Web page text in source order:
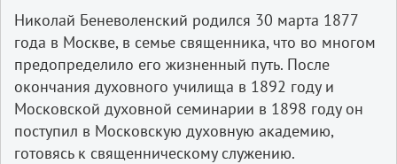
Николай Беневоленский родился 30 марта 1877
года в Москве, в семье священника, что во многом
предопределило его жизненный путь. После
окончания духовного училища в 1892 году и
Московской духовной семинарии в 1898 году он
поступил в Московскую духовную академию,
готовясь к священническому служению.